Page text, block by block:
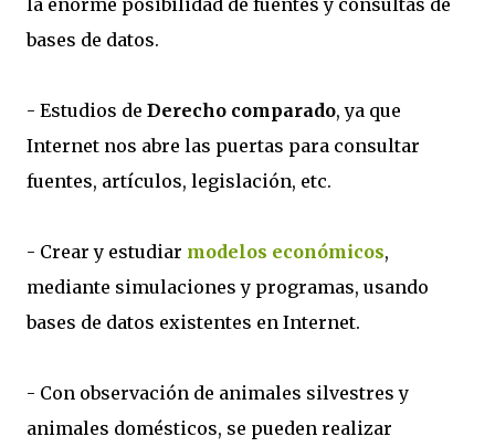
la enorme posibilidad de fuentes y consultas de
bases de datos.
- Estudios de Derecho comparado, ya que
Internet nos abre las puertas para consultar
fuentes, artículos, legislación, etc.
- Crear y estudiar modelos económicos,
mediante simulaciones y programas, usando
bases de datos existentes en Internet.
- Con observación de animales silvestres y
animales domésticos, se pueden realizar